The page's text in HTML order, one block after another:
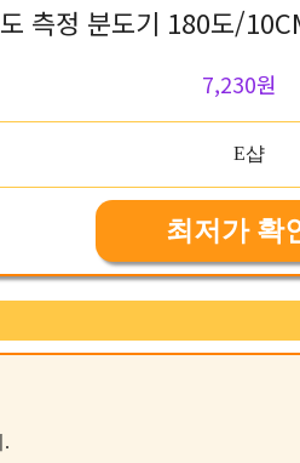
측정 분도기 180도/
7,230원
최저가 확
.